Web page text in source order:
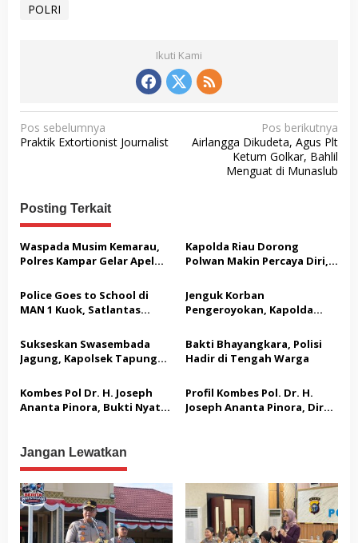
POLRI
Ikuti Kami
N
a
g
a
s
p
s
Pos sebelumnya
Praktik Extortionist Journalist
Pos berikutnya
Airlangga Dikudeta, Agus Plt
Ketum Golkar, Bahlil
Menguat di Munaslub
Posting Terkait
Waspada Musim Kemarau,
Polres Kampar Gelar Apel
Karhutla
Kapolda Riau Dorong
Polwan Makin Percaya Diri,
Public Speaking
Police Goes to School di
MAN 1 Kuok, Satlantas
Keselamatan Berlalu Lintas
dan Bagikan Helm SNI
Jenguk Korban
Pengeroyokan, Kapolda
Hukum dalam Kasus Ini
Sukseskan Swasembada
Jagung, Kapolsek Tapung
Datar Raih Penghargaan
dari Kapolres Kampar
Bakti Bhayangkara, Polisi
Hadir di Tengah Warga
Kombes Pol Dr. H. Joseph
Ananta Pinora, Bukti Nyata
Profil Kombes Pol. Dr. H.
Joseph Ananta Pinora, Dir
Jangan Lewatkan